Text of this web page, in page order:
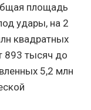
площадь
удары, на 2
квадратных
893 тысяч до
5,2 млн